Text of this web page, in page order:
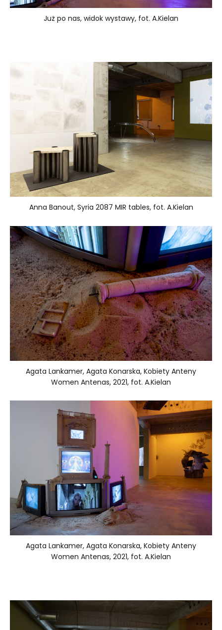
Już po nas, widok wystawy, fot. A.Kielan
Anna Banout, Syria 2087 MIR tables, fot. A.Kielan
Agata Lankamer, Agata Konarska, Kobiety Anteny
Women Antenas, 2021, fot. A.Kielan
Agata Lankamer, Agata Konarska, Kobiety Anteny
Women Antenas, 2021, fot. A.Kielan